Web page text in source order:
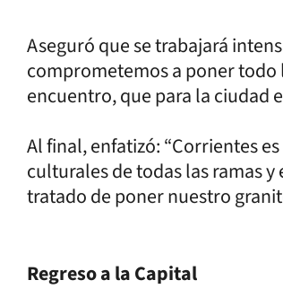
Aseguró que se trabajará
comprometemos a poner todo
encuentro, que para la ciudad
Al final, enfatizó: “Corrientes
culturales de todas las ramas
tratado de poner nuestro
Regreso a la Capital